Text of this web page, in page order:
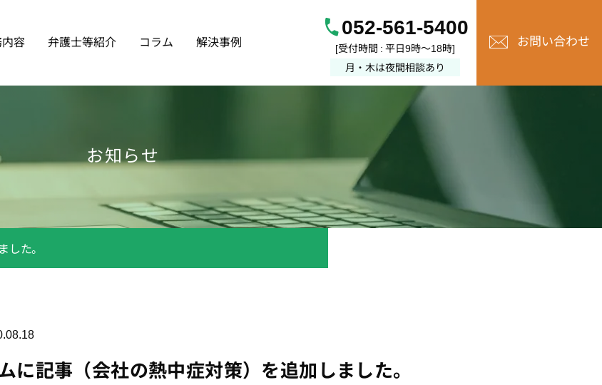
容 弁護士等紹介 コラム 解決事例
052-561-5400
[受付時間 : 平日9時～18時]
月・木は夜間相談あり
お問い合わせ
お知らせ
た。
に記事（会社の熱中症対策）を追加しました。